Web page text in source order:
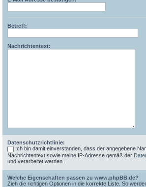
Betreff:
Nachrichtentext:
Datenschutzrichtlinie:
Ich bin damit einverstanden, dass der angegebene
Nachrichtentext sowie meine IP-Adresse gemäß der
und verarbeitet werden.
Welche Eigenschaften passen zu www.phpBB.de?
Zieh die richtigen Optionen in die korrekte Liste. So